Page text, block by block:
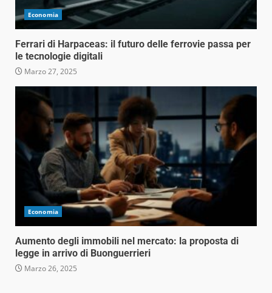
Economia
Ferrari di Harpaceas: il futuro delle ferrovie passa per
le tecnologie digitali
Marzo 27, 2025
Economia
Aumento degli immobili nel mercato: la proposta di
legge in arrivo di Buonguerrieri
Marzo 26, 2025